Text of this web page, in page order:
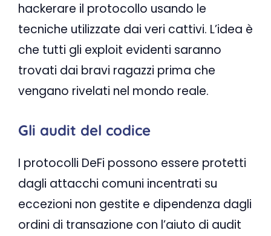
hackerare il protocollo usando le
tecniche utilizzate dai veri cattivi. L’idea è
che tutti gli exploit evidenti saranno
trovati dai bravi ragazzi prima che
vengano rivelati nel mondo reale.
Gli audit del codice
I protocolli DeFi possono essere protetti
dagli attacchi comuni incentrati su
eccezioni non gestite e dipendenza dagli
ordini di transazione con l’aiuto di audit